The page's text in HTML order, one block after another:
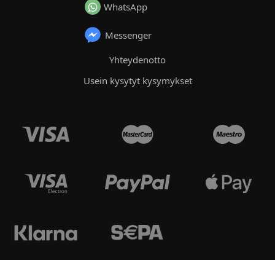
WhatsApp
Messenger
Yhteydenotto
Usein kysytyt kysymykset